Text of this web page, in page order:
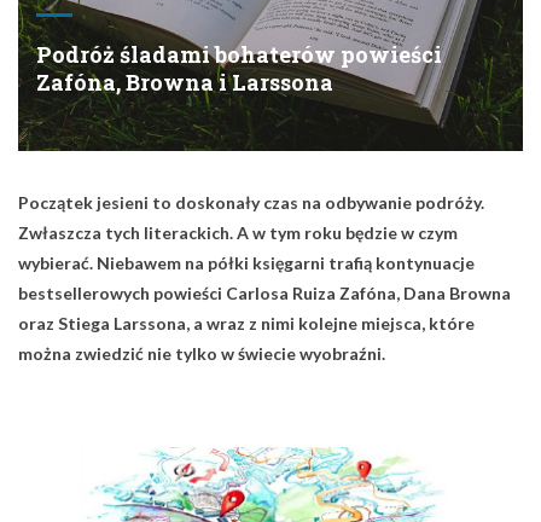
Podróż śladami bohaterów powieści
Zafóna, Browna i Larssona
Początek jesieni to doskonały czas na odbywanie podróży.
Zwłaszcza tych literackich. A w tym roku będzie w czym
wybierać. Niebawem na półki księgarni trafią kontynuacje
bestsellerowych powieści Carlosa Ruiza Zafóna, Dana Browna
oraz Stiega Larssona, a wraz z nimi kolejne miejsca, które
można zwiedzić nie tylko w świecie wyobraźni.